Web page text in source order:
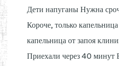
Дети напуганы Нужна
Короче, только
капельница от запоя
Приехали через 40